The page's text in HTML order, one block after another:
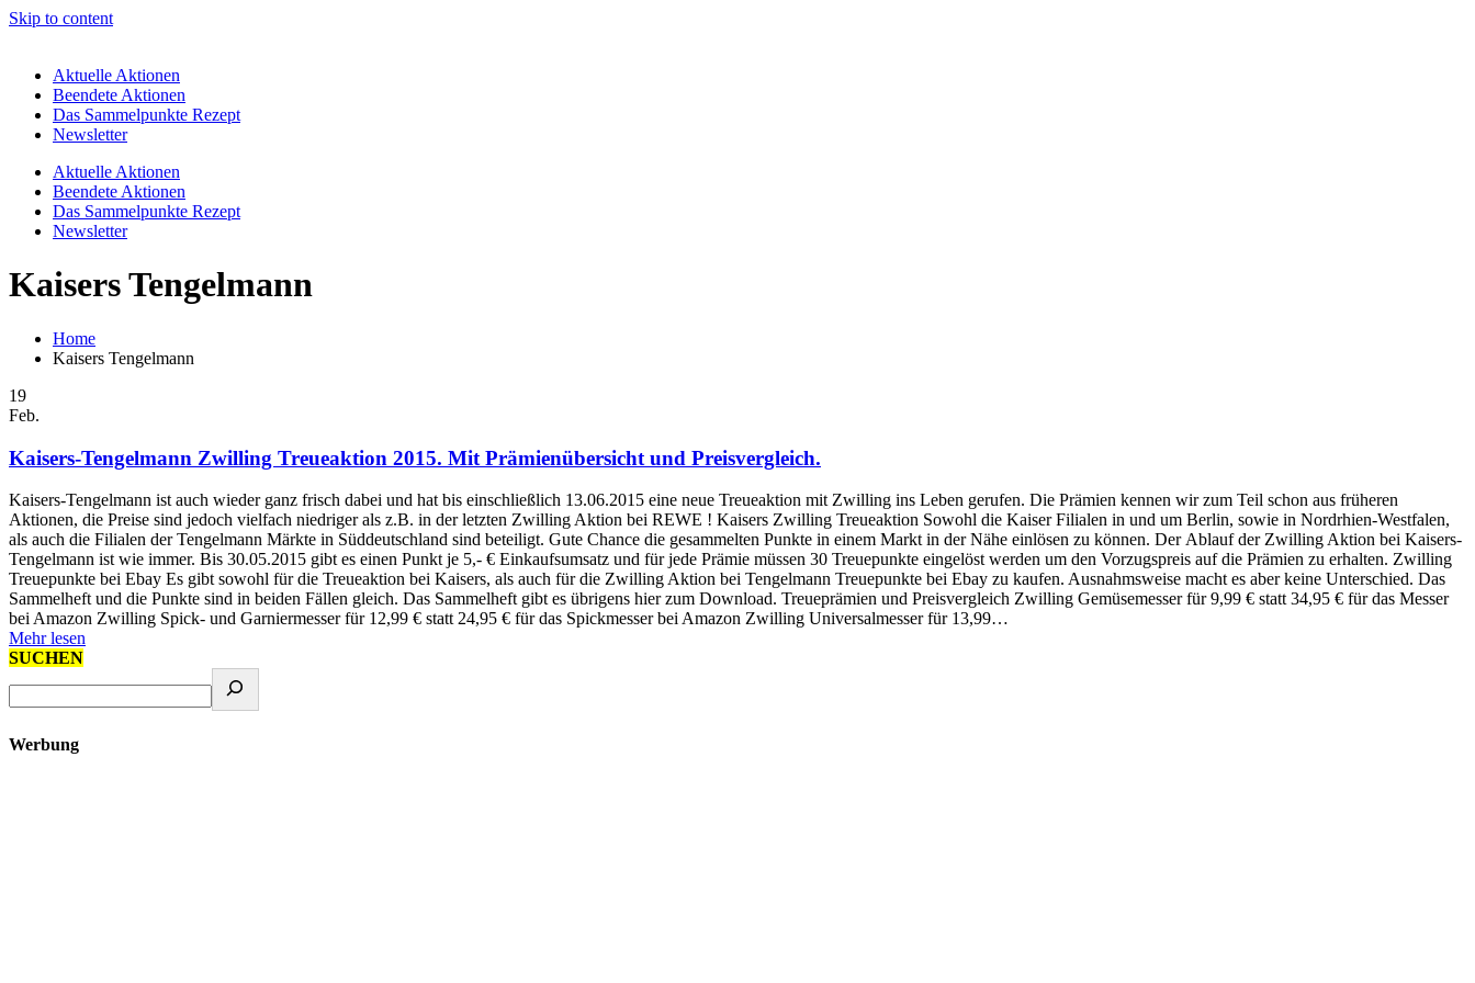
Skip to content
Aktuelle Aktionen
Beendete Aktionen
Das Sammelpunkte Rezept
Newsletter
Aktuelle Aktionen
Beendete Aktionen
Das Sammelpunkte Rezept
Newsletter
Kaisers Tengelmann
Home
Kaisers Tengelmann
19
Feb.
Kaisers-Tengelmann Zwilling Treueaktion 2015. Mit Prämienübersicht und Preisvergleich.
Kaisers-Tengelmann ist auch wieder ganz frisch dabei und hat bis einschließlich 13.06.2015 eine neue Treueaktion mit Zwilling ins Leben gerufen. Die Prämien kennen wir zum Teil schon aus früheren
Aktionen, die Preise sind jedoch vielfach niedriger als z.B. in der letzten Zwilling Aktion bei REWE ! Kaisers Zwilling Treueaktion Sowohl die Kaiser Filialen in und um Berlin, sowie in Nordrhien-Westfalen,
als auch die Filialen der Tengelmann Märkte in Süddeutschland sind beteiligt. Gute Chance die gesammelten Punkte in einem Markt in der Nähe einlösen zu können. Der Ablauf der Zwilling Aktion bei Kaisers-
Tengelmann ist wie immer. Bis 30.05.2015 gibt es einen Punkt je 5,- € Einkaufsumsatz und für jede Prämie müssen 30 Treuepunkte eingelöst werden um den Vorzugspreis auf die Prämien zu erhalten. Zwilling
Treuepunkte bei Ebay Es gibt sowohl für die Treueaktion bei Kaisers, als auch für die Zwilling Aktion bei Tengelmann Treuepunkte bei Ebay zu kaufen. Ausnahmsweise macht es aber keine Unterschied. Das
Sammelheft und die Punkte sind in beiden Fällen gleich. Das Sammelheft gibt es übrigens hier zum Download. Treueprämien und Preisvergleich Zwilling Gemüsemesser für 9,99 € statt 34,95 € für das Messer
bei Amazon Zwilling Spick- und Garniermesser für 12,99 € statt 24,95 € für das Spickmesser bei Amazon Zwilling Universalmesser für 13,99…
Mehr lesen
SUCHEN
Werbung